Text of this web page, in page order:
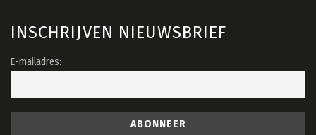
INSCHRIJVEN NIEUWSBRIEF
E-mailadres: